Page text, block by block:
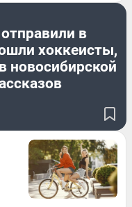
в
хоккеисты,
новосибирской